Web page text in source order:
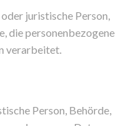
juristische Person,
die personenbezogene
verarbeitet.
Person, Behörde,